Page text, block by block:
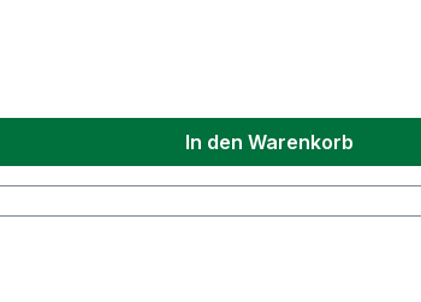
In den Warenkorb